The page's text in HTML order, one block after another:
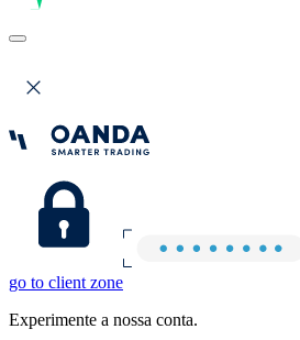
go to client zone
Experimente a nossa conta.